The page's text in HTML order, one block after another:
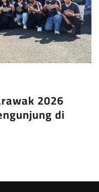
2026
di